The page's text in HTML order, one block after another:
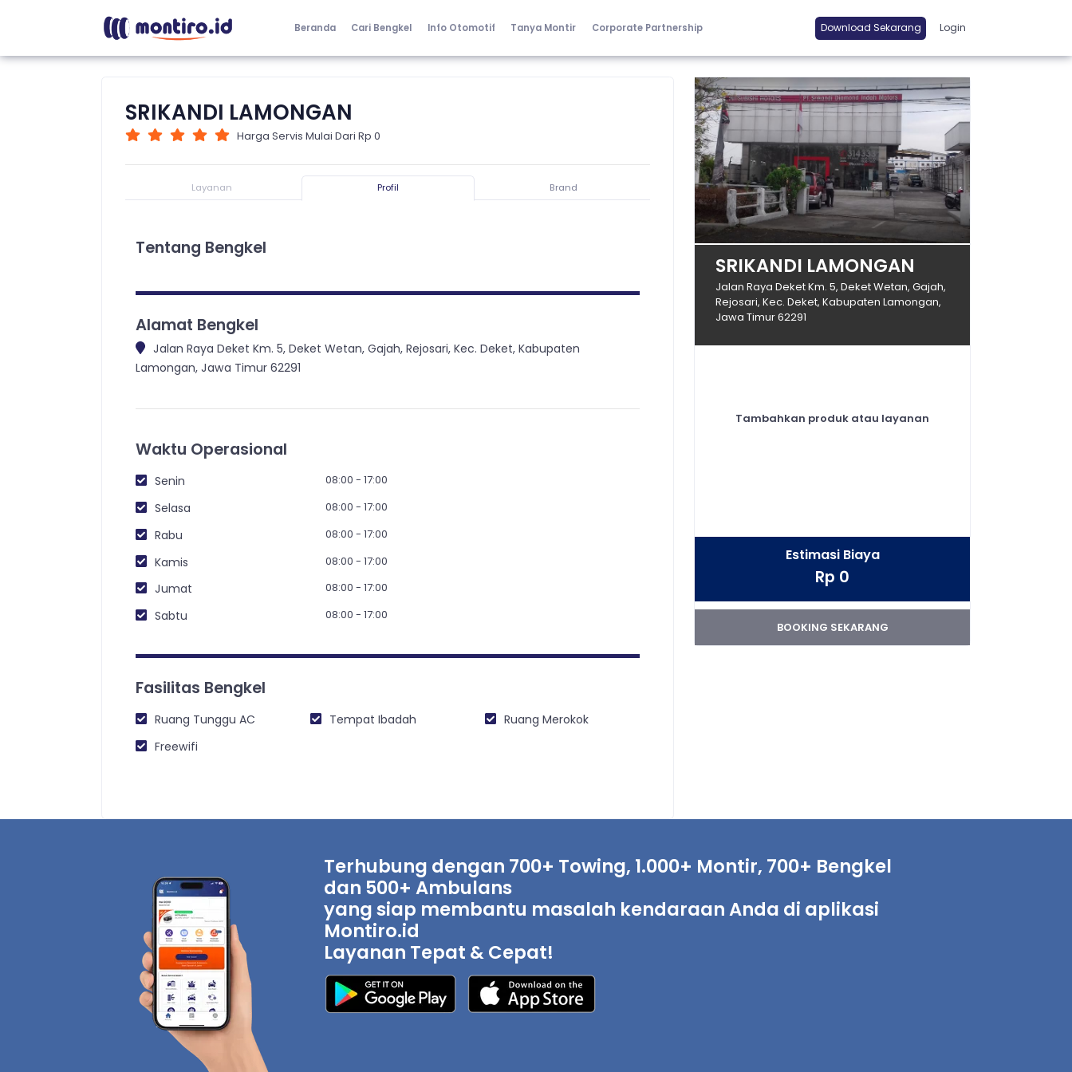
Beranda Cari Bengkel Info Otomotif Tanya Montir Corporate Partnership Download Sekarang Login
SRIKANDI LAMONGAN
Harga Servis Mulai Dari Rp 0
Layanan Profil Brand
Tentang Bengkel
Alamat Bengkel
Jalan Raya Deket Km. 5, Deket Wetan, Gajah, Rejosari, Kec. Deket, Kabupaten
Lamongan, Jawa Timur 62291
Waktu Operasional
Senin 08:00 - 17:00
Selasa 08:00 - 17:00
Rabu 08:00 - 17:00
Kamis 08:00 - 17:00
Jumat 08:00 - 17:00
Sabtu 08:00 - 17:00
Fasilitas Bengkel
Ruang Tunggu AC Tempat Ibadah
Ruang Merokok
Freewifi
SRIKANDI LAMONGAN
Jalan Raya Deket Km. 5, Deket Wetan, Gajah,
Rejosari, Kec. Deket, Kabupaten Lamongan,
Jawa Timur 62291
Tambahkan produk atau layanan
Estimasi Biaya
Rp 0
BOOKING SEKARANG
Terhubung dengan 700+ Towing, 1.000+ Montir, 700+ Bengkel
dan 500+ Ambulans
yang siap membantu masalah kendaraan Anda di aplikasi
Montiro.id
Layanan Tepat & Cepat!